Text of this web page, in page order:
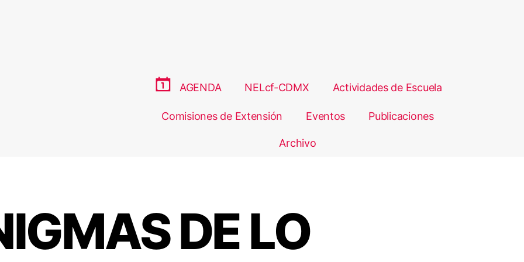
AGENDA NELcf-CDMX Actividades de Escuela
Comisiones de Extensión Eventos Publicaciones
Archivo
DE LO